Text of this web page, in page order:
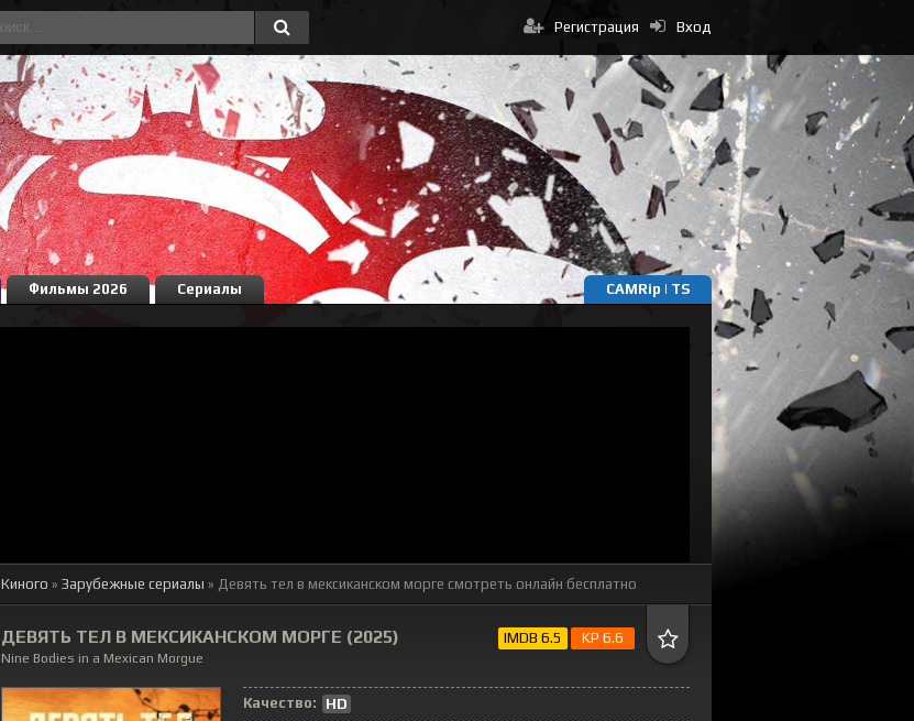
Вход
Регистрация
Фильмы 2026 Сериалы CAMRip | TS
Киного » Зарубежные сериалы » Девять тел в мексиканском морге смотреть онлайн бесплатно
ДЕВЯТЬ ТЕЛ В МЕКСИКАНСКОМ МОРГЕ (2025)
Nine Bodies in a Mexican Morgue
IMDB 6.5 KP 6.6
Качество:
HD